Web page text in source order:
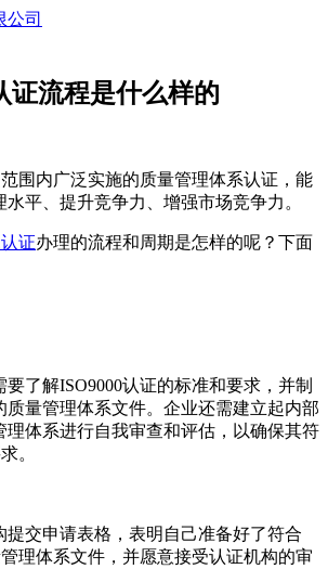
证流程是什么样的
围内广泛实施的质量管理体系认证，能
平、提升竞争力、增强市场竞争力。
证办理的流程和周期是怎样的呢？下面
了解ISO9000认证的标准和要求，并制
质量管理体系文件。企业还需建立起内部
理体系进行自我审查和评估，以确保其符
。
提交申请表格，表明自己准备好了符合
理体系文件，并愿意接受认证机构的审